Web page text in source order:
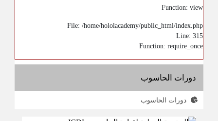
Function: view
File: /home/hololacademy/public_html/index.php
Line: 315
Function: require_once
دورات الحاسوب
دورات الحاسوب